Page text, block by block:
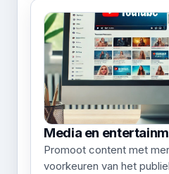
Media en
Promoot content met
voorkeuren van het